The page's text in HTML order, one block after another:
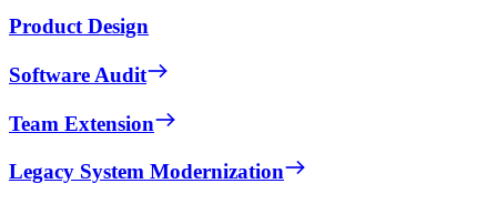
Product Design
Software Audit
Team Extension
Legacy System Modernization